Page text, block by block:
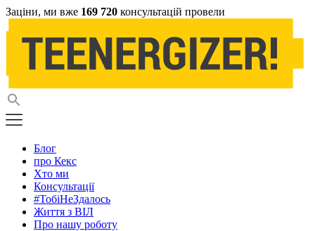
Заціни, ми вже 169 720 консультацій провели
Блог
про Кекс
Хто ми
Консультації
#ТобіНеЗдалось
Життя з ВІЛ
Про нашу роботу